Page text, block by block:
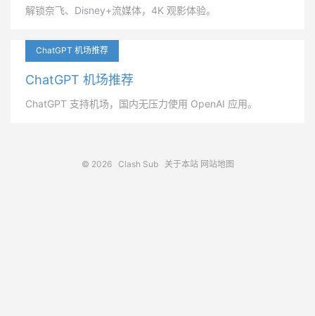
解锁奈飞、Disney+流媒体，4K 观影体验。
ChatGPT 机场推荐
ChatGPT 机场推荐
ChatGPT 支持机场，国内无压力使用 OpenAI 应用。
© 2026 Clash Sub 关于本站 网站地图